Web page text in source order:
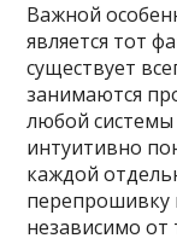
Важной
является тот
существует
занимаются
любой
интуитивно
каждой
перепрошивку
независимо